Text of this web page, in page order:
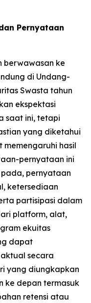
Pernyataan
berwawasan ke
di Undang-
Swasta tahun
ekspektasi
saat ini, tetapi
yang diketahui
hasil
pernyataan ini
pernyataan
ketersediaan
partisipasi dalam
platform, alat,
ekuitas
dapat
secara
yang diungkapkan
ke depan termasuk
retensi atau